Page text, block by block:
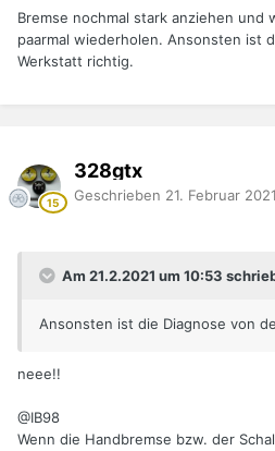
Bremse nochmal stark anziehen und
paarmal wiederholen. Ansonsten ist
Werkstatt richtig.
328gtx
Geschrieben 21. Februar 2021
Am 21.2.2021 um 10:53
Ansonsten ist die Diagnose von
neee!!
@IB98
Wenn die Handbremse bzw. der